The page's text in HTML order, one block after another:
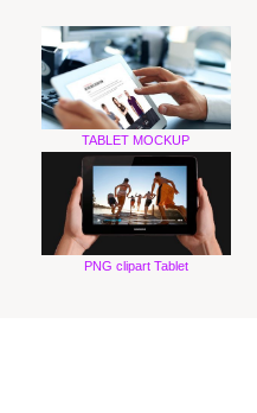
TABLET MOCKUP
PNG clipart Tablet